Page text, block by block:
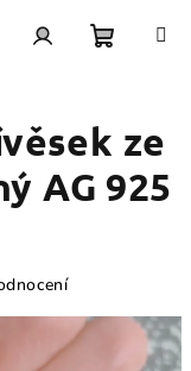
košík
ze
AG 925